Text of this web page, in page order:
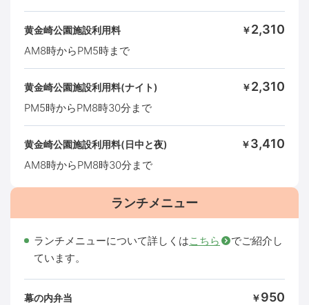
黄金崎公園施設利用料 ￥2,310
AM8時からPM5時まで
黄金崎公園施設利用料(ナイト) ￥2,310
PM5時からPM8時30分まで
黄金崎公園施設利用料(日中と夜) ￥3,410
AM8時からPM8時30分まで
ランチメニュー
ランチメニューについて詳しくはこちら
でご紹介し
ています。
幕の内弁当 ￥950